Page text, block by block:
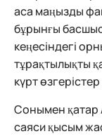
аса маңызды
бұрынғы
кеңесіндегі
тұрақтылықты
күрт
Сонымен
саяси қысым